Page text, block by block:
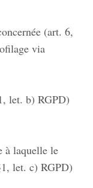
(art. 6,
via
let. b) RGPD)
à laquelle le
let. c) RGPD)